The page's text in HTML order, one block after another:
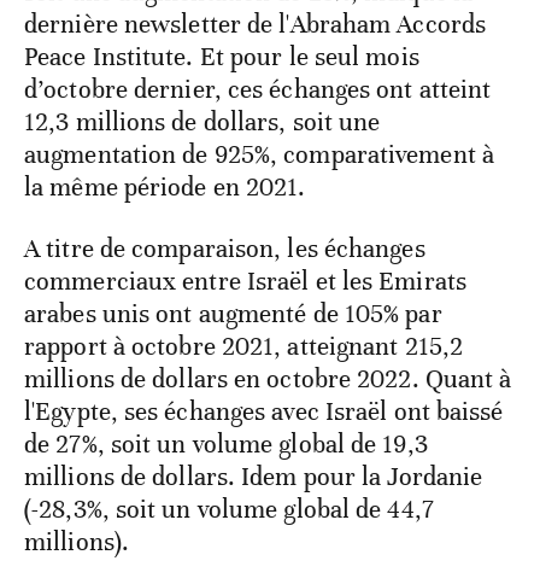
dernière newsletter de l'Abraham Accords
Peace Institute. Et pour le seul mois
d’octobre dernier, ces échanges ont atteint
12,3 millions de dollars, soit une
augmentation de 925%, comparativement à
la même période en 2021.
A titre de comparaison, les échanges
commerciaux entre Israël et les Emirats
arabes unis ont augmenté de 105% par
rapport à octobre 2021, atteignant 215,2
millions de dollars en octobre 2022. Quant à
l'Egypte, ses échanges avec Israël ont baissé
de 27%, soit un volume global de 19,3
millions de dollars. Idem pour la Jordanie
(-28,3%, soit un volume global de 44,7
millions).